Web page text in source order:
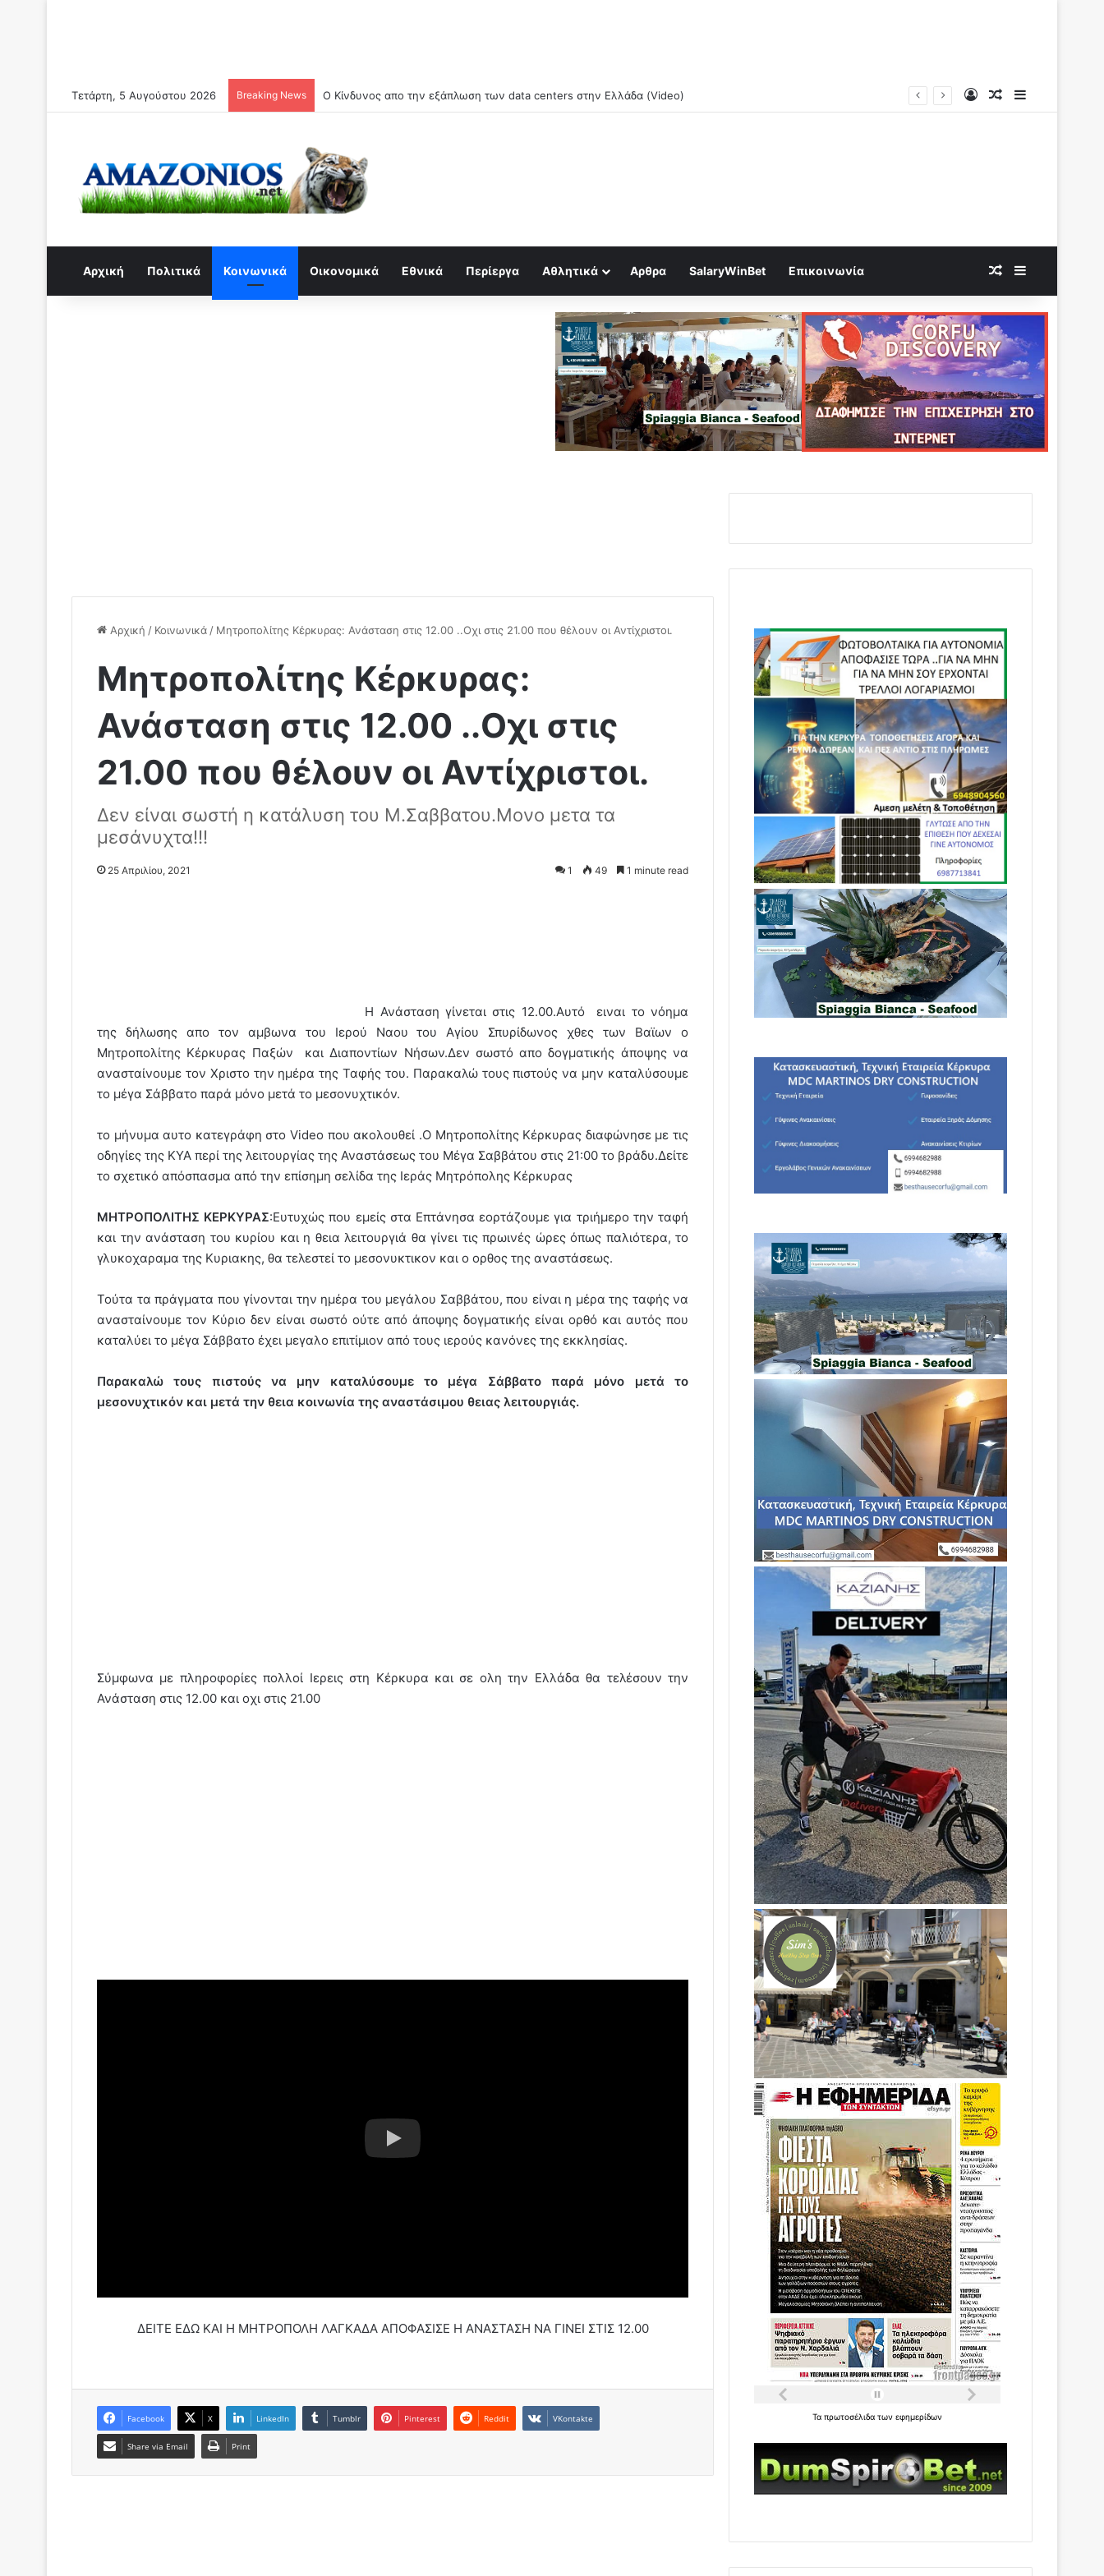
Τετάρτη, 5 Αυγούστου 2026 Breaking News O Κίνδυνος απο την εξάπλωση των data centers στην Ελλάδα (Video) Log InRandom Article
Αρχική Πολιτικά Κοινωνικά Οικονομικά Εθνικά Περίεργα Αθλητικά Αρθρα SalaryWinBet Επικοινωνία Random Article
Αρχική / Κοινωνικά / Μητροπολίτης Κέρκυρας: Ανάσταση στις 12.00 ..Οχι στις 21.00 που θέλουν οι Αντίχριστοι.
Μητροπολίτης Κέρκυρας:
Ανάσταση στις 12.00 ..Οχι στις
21.00 που θέλουν οι Αντίχριστοι.
Δεν είναι σωστή η κατάλυση του Μ.Σαββατου.Μονο μετα τα
μεσάνυχτα!!!
25 Απριλίου, 2021 1 49 1 minute read
Η Ανάσταση γίνεται στις 12.00.Αυτό ειναι το νόημα
της δήλωσης απο τον αμβωνα του Ιερού Ναου του Αγίου Σπυρίδωνος χθες των Βαϊων ο
Μητροπολίτης Κέρκυρας Παξών και Διαποντίων Νήσων.Δεν σωστό απο δογματικής άποψης να
ανασταίνουμε τον Χριστο την ημέρα της Ταφής του. Παρακαλώ τους πιστούς να μην καταλύσουμε
το μέγα Σάββατο παρά μόνο μετά το μεσονυχτικόν.
το μήνυμα αυτο κατεγράφη στο Video που ακολουθεί .Ο Μητροπολίτης Κέρκυρας διαφώνησε με τις
οδηγίες της ΚΥΑ περί της λειτουργίας της Αναστάσεως του Μέγα Σαββάτου στις 21:00 το βράδυ.Δείτε
το σχετικό απόσπασμα από την επίσημη σελίδα της Ιεράς Μητρόπολης Κέρκυρας
ΜΗΤΡΟΠΟΛΙΤΗΣ ΚΕΡΚΥΡΑΣ:Ευτυχώς που εμείς στα Επτάνησα εορτάζουμε για τριήμερο την ταφή
και την ανάσταση του κυρίου και η θεια λειτουργιά θα γίνει τις πρωινές ώρες όπως παλιότερα, το
γλυκοχαραμα της Κυριακης, θα τελεστεί το μεσονυκτικον και ο ορθος της αναστάσεως.
Τούτα τα πράγματα που γίνονται την ημέρα του μεγάλου Σαββάτου, που είναι η μέρα της ταφής να
ανασταίνουμε τον Κύριο δεν είναι σωστό ούτε από άποψης δογματικής είναι ορθό και αυτός που
καταλύει το μέγα Σάββατο έχει μεγαλο επιτίμιον από τους ιερούς κανόνες της εκκλησίας.
Παρακαλώ τους πιστούς να μην καταλύσουμε το μέγα Σάββατο παρά μόνο μετά το
μεσονυχτικόν και μετά την θεια κοινωνία της αναστάσιμου θειας λειτουργιάς.
Σύμφωνα με πληροφορίες πολλοί Ιερεις στη Κέρκυρα και σε ολη την Ελλάδα θα τελέσουν την
Ανάσταση στις 12.00 και οχι στις 21.00
ΔΕΙΤΕ ΕΔΩ ΚΑΙ Η ΜΗΤΡΟΠΟΛΗ ΛΑΓΚΑΔΑ ΑΠΟΦΑΣΙΣΕ Η ΑΝΑΣΤΑΣΗ ΝΑ ΓΙΝΕΙ ΣΤΙΣ 12.00
Facebook X LinkedIn Tumblr Pinterest Reddit VKontakte
Share via Email Print
Ταπρωτοσέλιδατωνεφημερίδων